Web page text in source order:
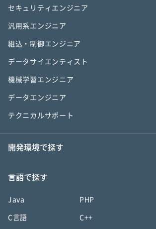
セキュリティエンジニア
汎用系エンジニア
組込・制御エンジニア
データサイエンティスト
機械学習エンジニア
データエンジニア
テクニカルサポート
開発環境で探す
言語で探す
Java PHP
C言語 C++